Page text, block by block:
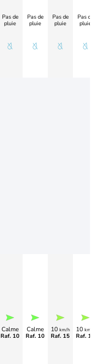
Pas de
pluie
Calme
Raf. 10
Pas de
pluie
Calme
Raf. 10
Pas de
pluie
10 km/h
Raf. 15
Pas
pluie
10
Raf.